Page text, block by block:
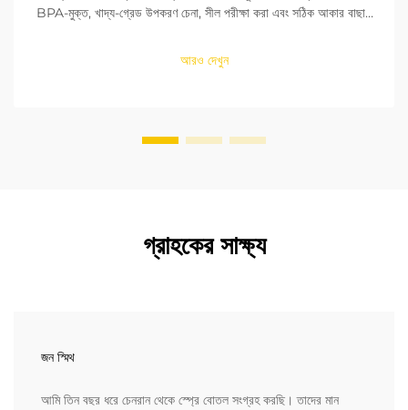
BPA-মুক্ত, খাদ্য-গ্রেড উপকরণ চেনা, সীল পরীক্ষা করা এবং সঠিক আকার বাছাই
আরও দেখুন
গ্রাহকের সাক্ষ্য
জন স্মিথ
আমি তিন বছর ধরে চেনরান থেকে স্প্রে বোতল সংগ্রহ করছি। তাদের মান